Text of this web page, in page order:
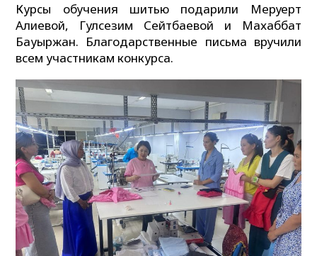
Курсы обучения шитью подарили Меруерт
Алиевой, Гулсезим Сейтбаевой и Махаббат
Бауыржан. Благодарственные письма вручили
всем участникам конкурса.